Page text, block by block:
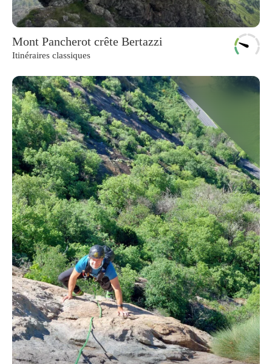
Mont Pancherot crête Bertazzi
Itinéraires classiques